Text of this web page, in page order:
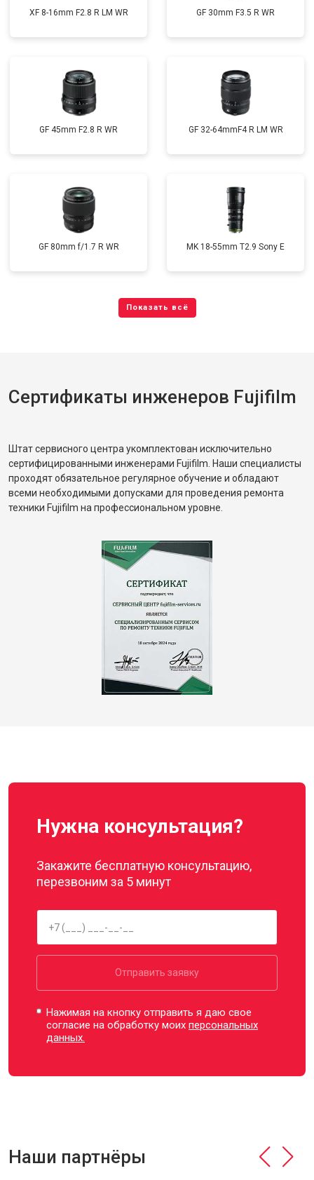
XF 8-16mm F2.8 R LM WR GF 30mm F3.5 R WR
GF 45mm F2.8 R WR GF 32-64mmF4 R LM WR
GF 80mm f/1.7 R WR MK 18-55mm T2.9 Sony E
Сертификаты инженеров Fujifilm
Штат сервисного центра укомплектован исключительно
сертифицированными инженерами Fujifilm. Наши специалисты
проходят обязательное регулярное обучение и обладают
всеми необходимыми допусками для проведения ремонта
техники Fujifilm на профессиональном уровне.
Нужна консультация?
Закажите бесплатную консультацию,
перезвоним за 5 минут
Отправить заявку
Нажимая на кнопку отправить я даю свое
согласие на обработку моихперсональных
данных.
Наши партнёры